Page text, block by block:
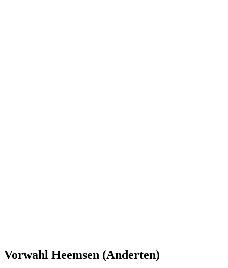
Vorwahl Heemsen (Anderten)